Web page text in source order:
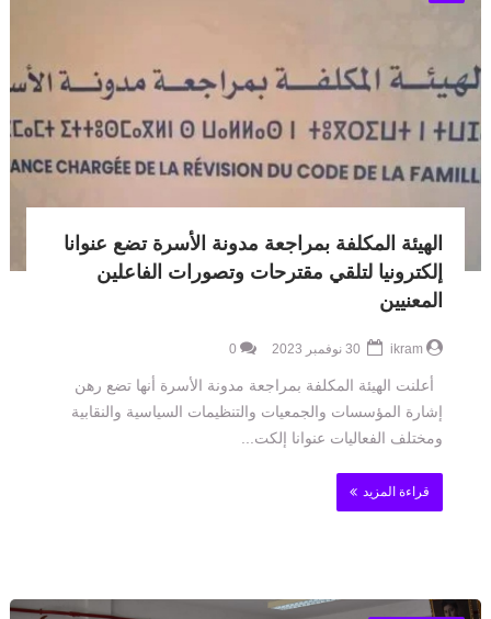
الهيئة المكلفة بمراجعة مدونة الأسرة تضع عنوانا
إلكترونيا لتلقي مقترحات وتصورات الفاعلين
المعنيين
ikram
0
أعلنت الهيئة المكلفة بمراجعة مدونة الأسرة أنها تضع رهن
إشارة المؤسسات والجمعيات والتنظيمات السياسية والنقابية
ومختلف الفعاليات عنوانا إلكت...
قراءة المزيد